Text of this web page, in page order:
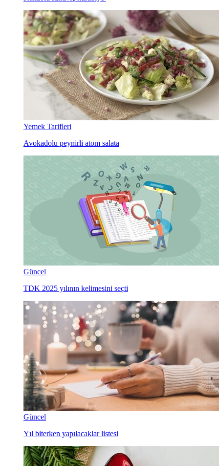
Yemek Tarifleri
Avokadolu peynirli atom salata
Güncel
TDK 2025 yılının kelimesini seçti
Güncel
Yıl biterken yapılacaklar listesi